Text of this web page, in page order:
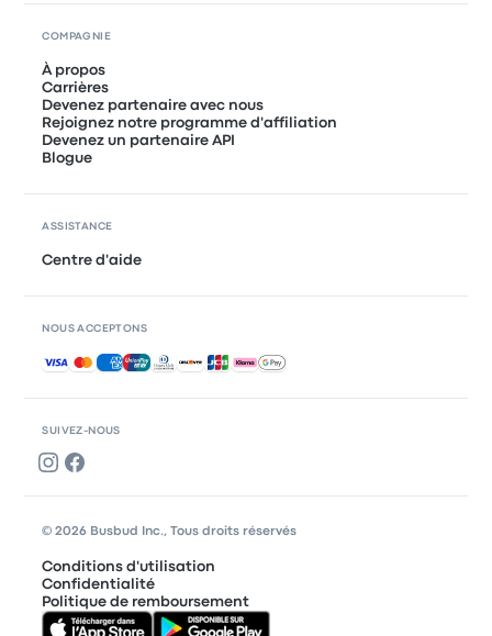
SUIVEZ-NOUS
COMPAGNIE
À propos
Carrières
Devenez partenaire avec nous
Rejoignez notre programme d'affiliation
Devenez un partenaire API
Blogue
ASSISTANCE
Centre d'aide
NOUS ACCEPTONS
Paiements acceptés
© 2026 Busbud Inc., Tous droits réservés
Conditions d'utilisation
Confidentialité
Politique de remboursement